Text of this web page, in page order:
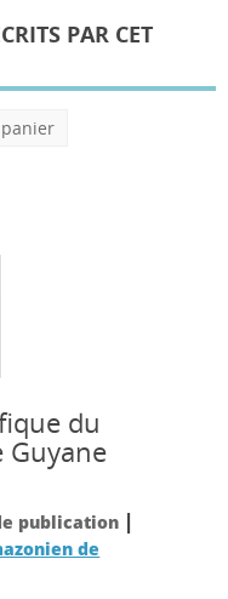
PAR CET
du
Guyane
publication |
de